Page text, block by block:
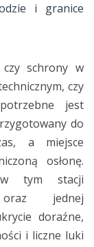
i granice
schrony w
czy
jest
do
a miejsce
osłonę.
w tym stacji
jednej
doraźne,
i liczne luki